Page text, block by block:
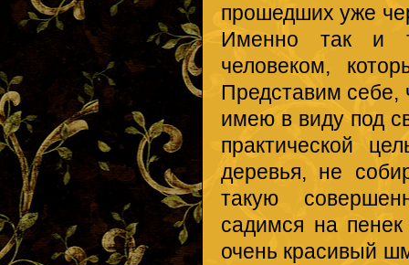
прошедших уже
Именно так и
человеком,
Представим себе,
имею в виду под
практической
деревья, не
такую
садимся на
очень красивый